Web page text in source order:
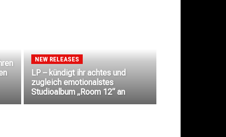
NEW RELEASES
LP – kündigt ihr achtes und
zugleich emotionalstes
Studioalbum „Room 12“ an